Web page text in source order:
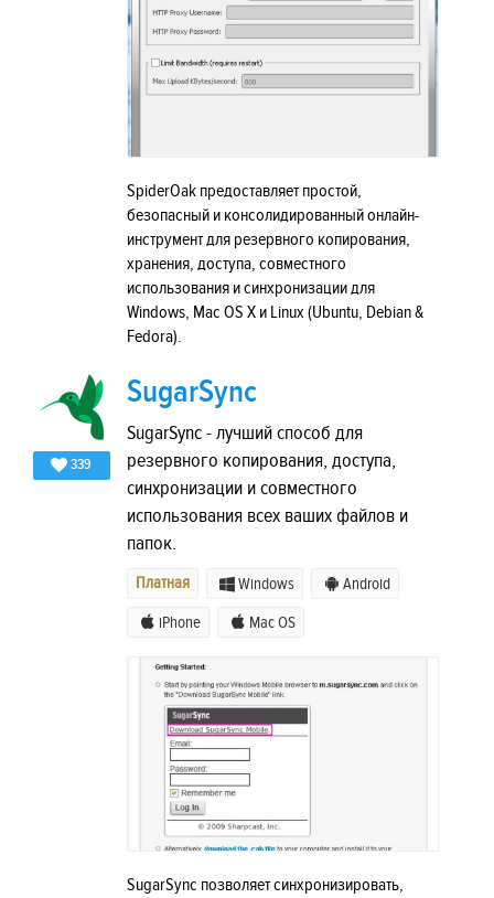
SpiderOak предоставляет простой,
безопасный и консолидированный онлайн-
инструмент для резервного копирования,
хранения, доступа, совместного
использования и синхронизации для
Windows, Mac OS X и Linux (Ubuntu, Debian &
Fedora).
339
SugarSync
SugarSync - лучший способ для
резервного копирования, доступа,
синхронизации и совместного
использования всех ваших файлов и
папок.
Платная Windows Android
iPhone Mac OS
SugarSync позволяет синхронизировать,